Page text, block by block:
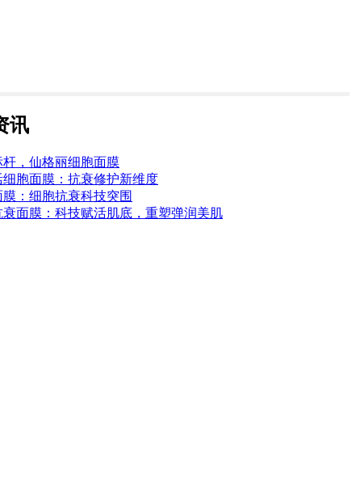
讯
杆，仙格丽细胞面膜
细胞面膜：抗衰修护新维度
：细胞抗衰科技突围
衰面膜：科技赋活肌底，重塑弹润美肌